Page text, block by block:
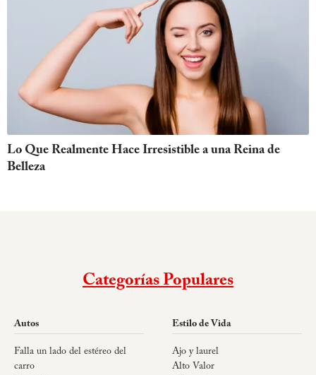
Lo Que Realmente Hace Irresistible a una Reina de
Belleza
Categorías Populares
Autos
Falla un lado del estéreo del
carro
Estilo de Vida
Ajo y laurel
Alto Valor